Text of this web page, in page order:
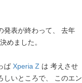
発表が終わって、 去年
めました。
ぱ Xperia Z は 考えさせ
しいところで、 このエン